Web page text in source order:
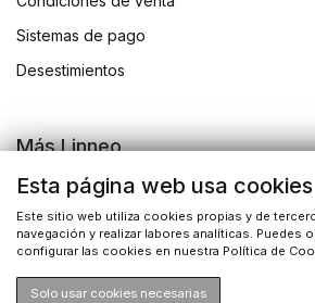
Sistemas de pago
Desestimientos
Más Linneo
Blog
Actividades
Busqueda de libros
Esta página web usa cookies
Este sitio web utiliza cookies propias y de
navegación y realizar labores analíticas. Puedes
configurar las cookies en nuestra Política de
Solo usar cookies necesarias